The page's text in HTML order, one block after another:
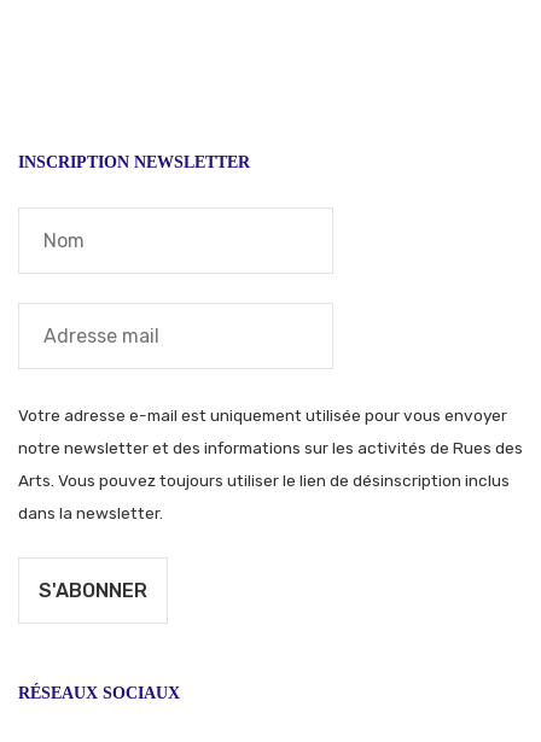
INSCRIPTION NEWSLETTER
Votre adresse e-mail est uniquement utilisée pour vous envoyer
notre newsletter et des informations sur les activités de Rues des
Arts. Vous pouvez toujours utiliser le lien de désinscription inclus
dans la newsletter.
RÉSEAUX SOCIAUX